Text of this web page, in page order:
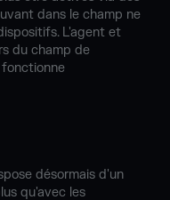
dans le champ ne
L'agent et
du champ de
désormais d'un
qu'avec les